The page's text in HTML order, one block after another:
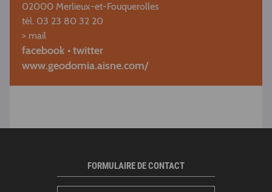
02000 Merlieux-et-Fouquerolles
tél. 03 23 80 32 20
> mail
facebook •twitter
www.geodomia.aisne.com/
FORMULAIRE DE CONTACT